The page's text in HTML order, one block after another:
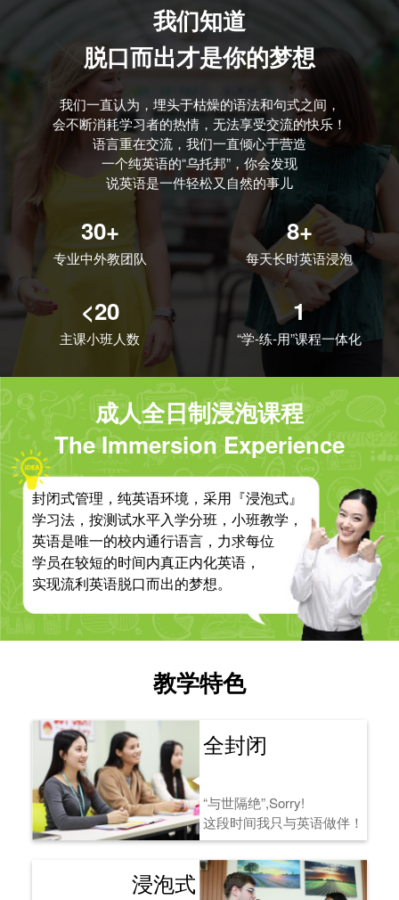
我们知道
脱口而出才是你的梦想
我们一直认为，埋头于枯燥的语法和句式之间，
会不断消耗学习者的热情，无法享受交流的快乐！
语言重在交流，我们一直倾心于营造
一个纯英语的“乌托邦”，你会发现
说英语是一件轻松又自然的事儿
30+
专业中外教团队
8+
每天长时英语浸泡
<20
主课小班人数
1
“学-练-用”课程一体化
成人全日制浸泡课程
The Immersion Experience
封闭式管理，纯英语环境，采用『浸泡式』
学习法，按测试水平入学分班，小班教学，
英语是唯一的校内通行语言，力求每位
学员在较短的时间内真正内化英语，
实现流利英语脱口而出的梦想。
教学特色
全封闭
“与世隔绝”,Sorry!
这段时间我只与英语做伴！
浸泡式